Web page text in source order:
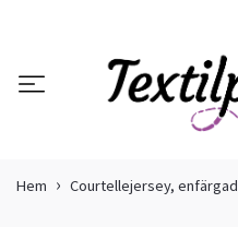
Hem Courtellejersey, enfärgad